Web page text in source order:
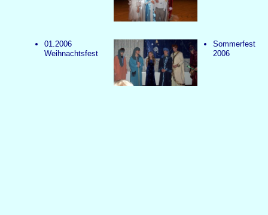
01.2006
Weihnachtsfest
Sommerfest
2006